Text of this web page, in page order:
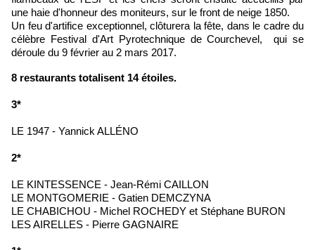
une haie d'honneur des moniteurs, sur le front de neige 1850.
Un feu d'artifice exceptionnel, clôturera la fête, dans le cadre du
célèbre Festival d'Art Pyrotechnique de Courchevel, qui se
déroule du 9 février au 2 mars 2017.
8 restaurants totalisent 14 étoiles.
3*
LE 1947 - Yannick ALLÉNO
2*
LE KINTESSENCE - Jean-Rémi CAILLON
LE MONTGOMERIE - Gatien DEMCZYNA
LE CHABICHOU - Michel ROCHEDY et Stéphane BURON
LES AIRELLES - Pierre GAGNAIRE